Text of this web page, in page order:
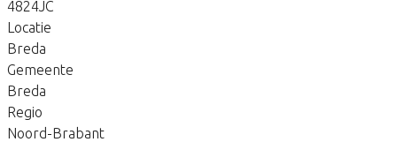
4824JC
Locatie
Breda
Gemeente
Breda
Regio
Noord-Brabant